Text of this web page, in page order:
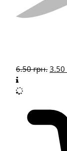
6.50грн. 3.50